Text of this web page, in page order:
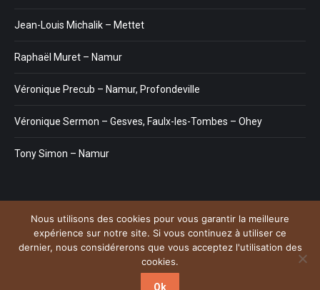
Jean-Louis Michalik – Mettet
Raphaël Muret – Namur
Véronique Precub – Namur, Profondeville
Véronique Sermon – Gesves, Faulx-les-Tombes – Ohey
Tony Simon – Namur
Menu
Copyright © 2026Plateforme de l'Hypnose de la province de Namur.
Tous droits réservés. Powered byPrivium – Des services qui
soutiennent vos soins. Pour psychologues, psychotherapeutes et
hypnotherapeutes.
Nous utilisons des cookies pour vous garantir la meilleure
expérience sur notre site. Si vous continuez à utiliser ce
dernier, nous considérerons que vous acceptez l'utilisation des
cookies.
Ok